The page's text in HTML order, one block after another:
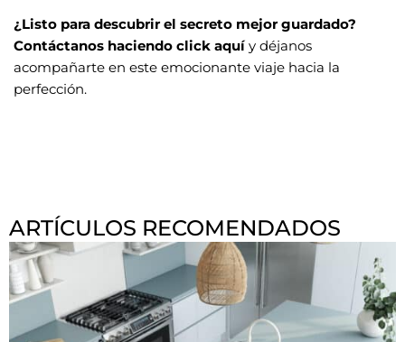
¿Listo para descubrir el secreto mejor guardado?
Contáctanos haciendo click aquí y déjanos
acompañarte en este emocionante viaje hacia la
perfección.
ARTÍCULOS RECOMENDADOS